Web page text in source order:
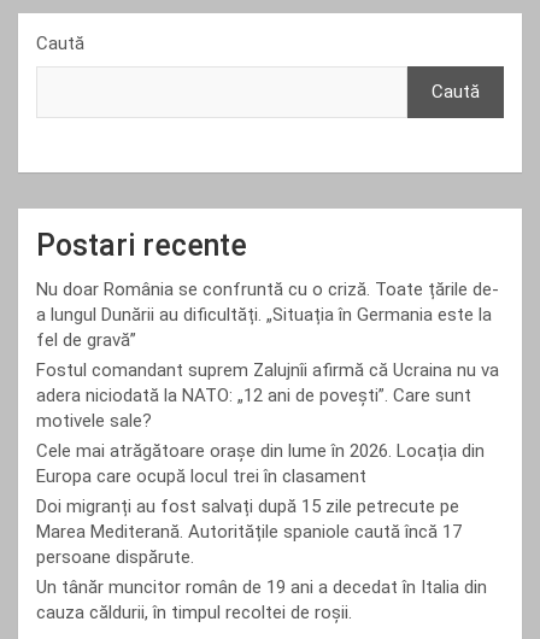
Caută
Caută
Postari recente
Nu doar România se confruntă cu o criză. Toate țările de-
a lungul Dunării au dificultăți. „Situația în Germania este la
fel de gravă”
Fostul comandant suprem Zalujnîi afirmă că Ucraina nu va
adera niciodată la NATO: „12 ani de povești”. Care sunt
motivele sale?
Cele mai atrăgătoare orașe din lume în 2026. Locația din
Europa care ocupă locul trei în clasament
Doi migranți au fost salvați după 15 zile petrecute pe
Marea Mediterană. Autoritățile spaniole caută încă 17
persoane dispărute.
Un tânăr muncitor român de 19 ani a decedat în Italia din
cauza căldurii, în timpul recoltei de roșii.